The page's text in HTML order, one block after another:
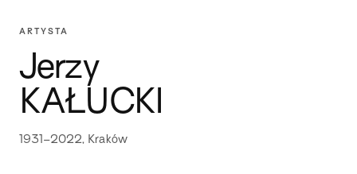
ARTYSTA
Jerzy
KAŁUCKI
1931–2022, Kraków